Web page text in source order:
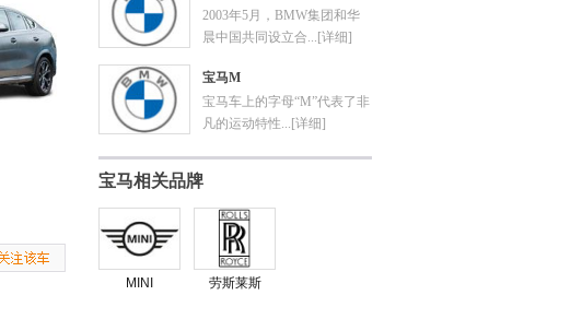
2003年5月，BMW集团和华
晨中国共同设立合... [详细]
宝马M
宝马车上的字母“M”代表了非
凡的运动特性... [详细]
宝马相关品牌
MINI 劳斯莱斯